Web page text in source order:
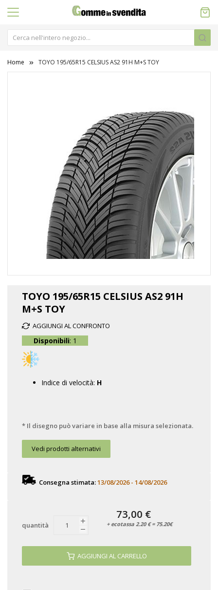
Home TOYO 195/65R15 CELSIUS AS2 91H M+S TOY
TOYO 195/65R15 CELSIUS AS2 91H
M+S TOY
AGGIUNGI AL CONFRONTO
Disponibili: 1
Indice di velocità: H
* Il disegno può variare in base alla misura selezionata.
Vedi prodotti alternativi
Consegna stimata:13/08/2026 - 14/08/2026
quantità
AGGIUNGI AL CARRELLO
73,00 €
+ ecotassa 2.20 € = 75.20€
galleria
immagini